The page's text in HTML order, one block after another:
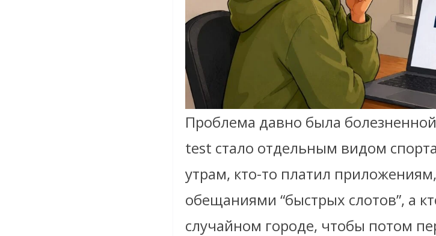
Проблема давно была
test стало отдельным видом
утрам, кто-то платил
обещаниями “быстрых слотов”, а
случайном городе, чтобы потом